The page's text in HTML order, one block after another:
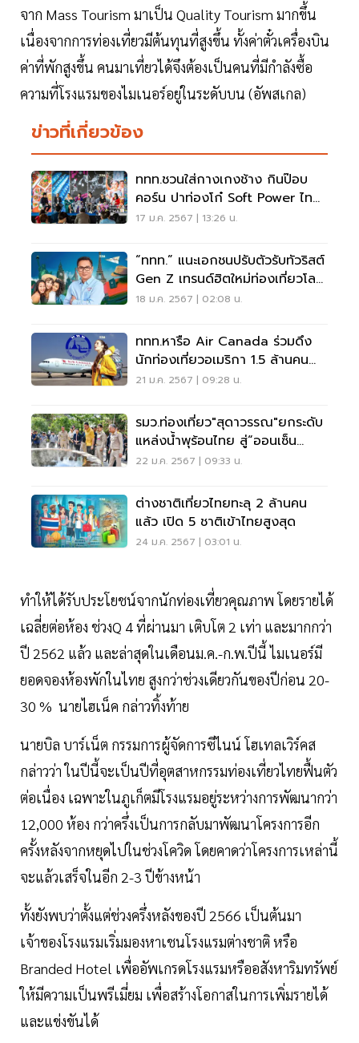
จาก Mass Tourism มาเป็น Quality Tourism มากขึ้น
เนื่องจากการท่องเที่ยวมีต้นทุนที่สูงขึ้น ทั้งค่าตั๋วเครื่องบิน
ค่าที่พักสูงขึ้น คนมาเที่ยวได้จึงต้องเป็นคนที่มีกำลังซื้อ
ความที่โรงแรมของไมเนอร์อยู่ในระดับบน (อัพสเกล)
ข่าวที่เกี่ยวข้อง
ททท.ชวนใส่กางเกงช้าง กินป๊อบ
คอร์น ปาท่องโก๋ Soft Power ไทย
บันทึกสถิติโลก
17 ม.ค. 2567 | 13:26 น.
“ททท.” แนะเอกชนปรับตัวรับทัวริสต์
Gen Z เทรนด์ฮิตใหม่ท่องเที่ยวโลก
2024
18 ม.ค. 2567 | 02:08 น.
ททท.หารือ Air Canada ร่วมดึง
นักท่องเที่ยวอเมริกา 1.5 ล้านคน
เที่ยวไทย
21 ม.ค. 2567 | 09:28 น.
รมว.ท่องเที่ยว"สุดาวรรณ"ยกระดับ
แหล่งน้ำพุร้อนไทย สู่“ออนเซ็น
ทาวน์”
22 ม.ค. 2567 | 09:33 น.
ต่างชาติเที่ยวไทยทะลุ 2 ล้านคน
แล้ว เปิด 5 ชาติเข้าไทยสูงสุด
24 ม.ค. 2567 | 03:01 น.
ทำให้ได้รับประโยชน์จากนักท่องเที่ยวคุณภาพ โดยรายได้
เฉลี่ยต่อห้อง ช่วงQ 4 ที่ผ่านมา เติบโต 2 เท่า และมากกว่า
ปี 2562 แล้ว และล่าสุดในเดือนม.ค.-ก.พ.ปีนี้ ไมเนอร์มี
ยอดจองห้องพักในไทย สูงกว่าช่วงเดียวกันของปีก่อน 20-
30 % นายไฮเน็ค กล่าวทิ้งท้าย
นายบิล บาร์เน็ต กรรมการผู้จัดการซีไนน์ โฮเทลเวิร์คส
กล่าวว่า ในปีนี้จะเป็นปีที่อุตสาหกรรมท่องเที่ยวไทยฟื้นตัว
ต่อเนื่อง เฉพาะในภูเก็ตมีโรงแรมอยู่ระหว่างการพัฒนากว่า
12,000 ห้อง กว่าครึ่งเป็นการกลับมาพัฒนาโครงการอีก
ครั้งหลังจากหยุดไปในช่วงโควิด โดยคาดว่าโครงการเหล่านี้
จะแล้วเสร็จในอีก 2-3 ปีข้างหน้า
ทั้งยังพบว่าตั้งแต่ช่วงครึ่งหลังของปี 2566 เป็นต้นมา
เจ้าของโรงแรมเริ่มมองหาเชนโรงแรมต่างชาติ หรือ
Branded Hotel เพื่ออัพเกรดโรงแรมหรืออสังหาริมทรัพย์
ให้มีความเป็นพรีเมี่ยม เพื่อสร้างโอกาสในการเพิ่มรายได้
และแข่งขันได้